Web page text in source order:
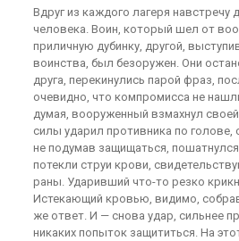
Вдруг из каждого лагеря навстречу
человека. Воин, который шел от
приличную дубинку, другой,
воинства, был безоружен. Они
друга, перекинулись парой фраз,
очевидно, что компромисса не
думая, вооруженный взмахнул своей
силы ударил противника по голове,
не подумав защищаться,
потекли струи крови,
раны. Ударивший что-то резко
Истекающий кровью, видимо,
же ответ. И — снова удар, сильнее
никаких попыток защититься. На